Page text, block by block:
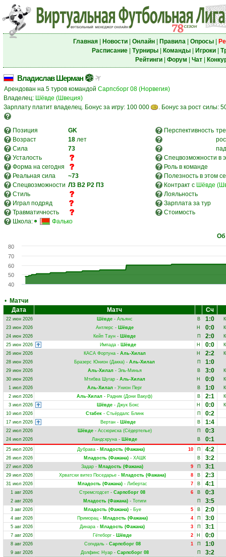
Главная| Новости| Онлайн| Правила| Опросы|
Расписание| Турниры| Команды| Игроки|
Рейтинги| Форум Чат|
Владислав Шерман
Арендован на 5 туров командой Сарпсборг 08 (Норвегия)
Владелец: Шёвде (Швеция)
Зарплату платит владелец. Бонус за игру: 100 000
. Бонус за рост силы:
Позиция GK Перспективность
Возраст
18 лет
Сила
73
Усталость
Спецвозможности в
Форма на сегодня
Роль в команде
Реальная сила
~73
Полезность в этом
Спецвозможности Л3 В2 Р2 П3 Контракт с Шёвде
Стиль
Лояльность
Играл подряд
Зарплата за тур
Травматичность
Стоимость
Школа:
Фалько
Об
40
50
60
70
80
• Матчи
Дата
Матч Сч
22 июн 2026 Шёвде- Альянс В 1:0
23 июн 2026
Антлерс - Шёвде Н 0:0
24 июн 2026
Кейп Таун - Шёвде П 2:0
25 июн 2026
Импада - Шёвде Н 0:0
26 июн 2026
КАСА Фортуна- Аль-Хилал Н 2:2
28 июн 2026
Бразерс Юнион (Дакка) - Аль-Хилал П 1:0
29 июн 2026 Аль-Хилал - Эль-Минья В 3:0
30 июн 2026
Мтибва Шугар- Аль-Хилал Н 0:0
1 июл 2026
Аль-Хилал - Унион Перг В 1:0
2 июл 2026
Аль-Хилал - Радник (Дони Вакуф) В 2:1
3 июл 2026
Шёвде - Джук Бокс Н 0:0
10 июл 2026
Стабек- Стьёрдалс Блинк П 0:2
17 июл 2026 Вертан - Шёвде В 1:4
22 июл 2026 Шёвде- Ассюриска (Сёдертелье) П 0:3
24 июл 2026 Ландскруна - Шёвде В 0:1
25 июл 2026 10
Дубрава - Младость (Фажана) П 4:2
26 июл 2026 Младость (Фажана)- ХАШК В 3:2
27 июл 2026 9
Задар - Младость (Фажана) П 3:1
29 июл 2026 8
Хрватски витез Поседарье- Младость (Фажана) В 2:3
31 июл 2026 7
Младость (Фажана)- Либертас В 4:1
1 авг 2026 6
Стремсгодсет - Сарпсборг 08 В 0:3
2 авг 2026 Младость (Фажана)- Тотиги П 3:5
3 авг 2026 5
Младость (Фажана)- Буе В 2:0
4 авг 2026 4
Приморац- Младость (Фажана) П 3:0
5 авг 2026 3
Динара - Младость (Фажана) П 3:1
7 авг 2026 2
Гётеборг - Шёвде Н 0:0
8 авг 2026 1
Согндаль- Сарпсборг 08 П 1:0
9 авг 2026 Долфинс Нуар- Сарпсборг 08 П
3:2